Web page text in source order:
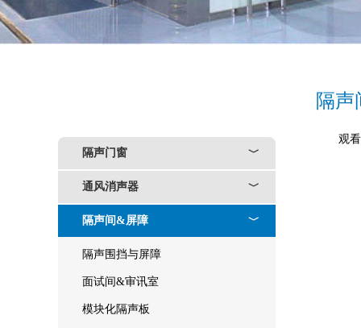
﹀
隔声门窗
﹀
通风消声器
﹀
隔声间&屏障
隔声围挡与屏障
面试间&审讯室
模块化隔声板
隔声
观